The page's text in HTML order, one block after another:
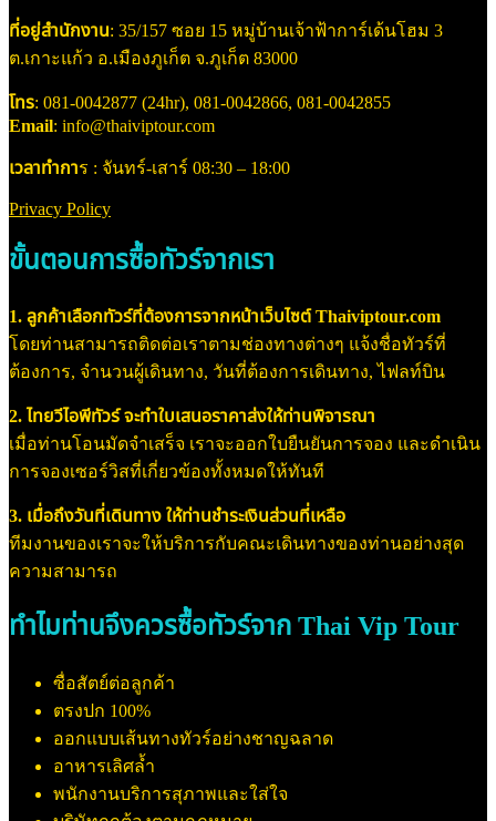
ที่อยู่สำนักงาน: 35/157 ซอย 15 หมู่บ้านเจ้าฟ้าการ์เด้นโฮม 3
ต.เกาะแก้ว อ.เมืองภูเก็ต จ.ภูเก็ต 83000
โทร: 081-0042877 (24hr), 081-0042866, 081-0042855
Email: info@thaiviptour.com
เวลาทำการ : จันทร์-เสาร์ 08:30 – 18:00
Privacy Policy
ขั้นตอนการซื้อทัวร์จากเรา
1. ลูกค้าเลือกทัวร์ที่ต้องการจากหน้าเว็บไซต์ Thaiviptour.com
โดยท่านสามารถติดต่อเราตามช่องทางต่างๆ แจ้งชื่อทัวร์ที่
ต้องการ, จำนวนผู้เดินทาง, วันที่ต้องการเดินทาง, ไฟลท์บิน
2. ไทยวีไอพีทัวร์ จะทำใบเสนอราคาส่งให้ท่านพิจารณา
เมื่อท่านโอนมัดจำเสร็จ เราจะออกใบยืนยันการจอง และดำเนิน
การจองเซอร์วิสที่เกี่ยวข้องทั้งหมดให้ทันที
3. เมื่อถึงวันที่เดินทาง ให้ท่านชำระเงินส่วนที่เหลือ
ทีมงานของเราจะให้บริการกับคณะเดินทางของท่านอย่างสุด
ความสามารถ
ทำไมท่านจึงควรซื้อทัวร์จาก Thai Vip Tour
ซื่อสัตย์ต่อลูกค้า
ตรงปก 100%
ออกแบบเส้นทางทัวร์อย่างชาญฉลาด
อาหารเลิศล้ำ
พนักงานบริการสุภาพและใส่ใจ